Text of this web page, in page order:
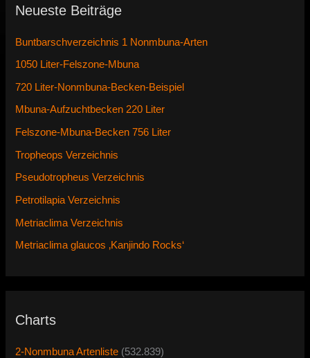
Neueste Beiträge
Buntbarschverzeichnis 1 Nonmbuna-Arten
1050 Liter-Felszone-Mbuna
720 Liter-Nonmbuna-Becken-Beispiel
Mbuna-Aufzuchtbecken 220 Liter
Felszone-Mbuna-Becken 756 Liter
Tropheops Verzeichnis
Pseudotropheus Verzeichnis
Petrotilapia Verzeichnis
Metriaclima Verzeichnis
Metriaclima glaucos ‚Kanjindo Rocks‘
Charts
2-Nonmbuna Artenliste (532.839)